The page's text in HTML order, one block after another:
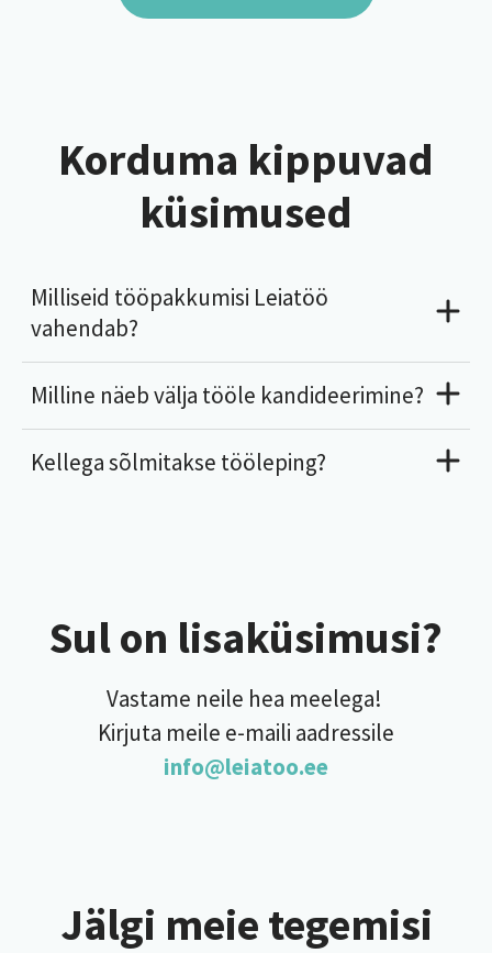
Korduma kippuvad
küsimused
Milliseid tööpakkumisi Leiatöö
vahendab?
Milline näeb välja tööle kandideerimine?
Kellega sõlmitakse tööleping?
Sul on lisaküsimusi?
Vastame neile hea meelega!
Kirjuta meile e-maili aadressile
info@leiatoo.ee
Jälgi meie tegemisi